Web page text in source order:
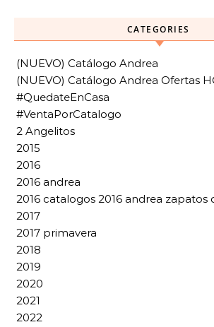
CATEGORIES
(NUEVO) Catálogo Andrea
(NUEVO) Catálogo Andrea Ofertas
#QuedateEnCasa
#VentaPorCatalogo
2 Angelitos
2015
2016
2016 andrea
2016 catalogos 2016 andrea zapatos
2017
2017 primavera
2018
2019
2020
2021
2022